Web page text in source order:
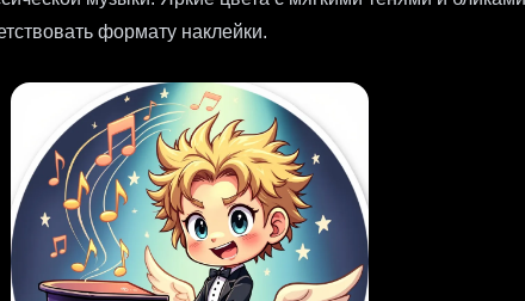
формату наклейки.